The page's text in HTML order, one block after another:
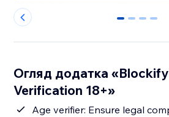
0 1 2 3
Огляд додатка
Verification 18+»
Age verifier: Ensure legal